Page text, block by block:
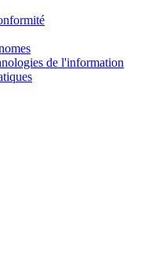
de l'information